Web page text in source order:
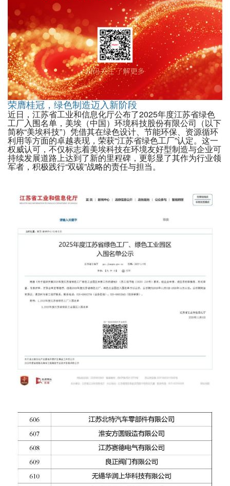
荣膺桂冠，绿色制造迈入新阶段
近日，江苏省工业和信息化厅公布了2025年度江苏省绿色
工厂入围名单，美埃（中国）环境科技股份有限公司（以下
简称“美埃科技”）凭借其在绿色设计、节能环保、资源循环
利用等方面的卓越表现，荣获“江苏省绿色工厂”认定。这一
权威认可，不仅标志着美埃科技在环境友好型制造与企业可
持续发展道路上达到了新的里程碑，更彰显了其作为行业领
军者，积极践行“双碳”战略的责任与担当。